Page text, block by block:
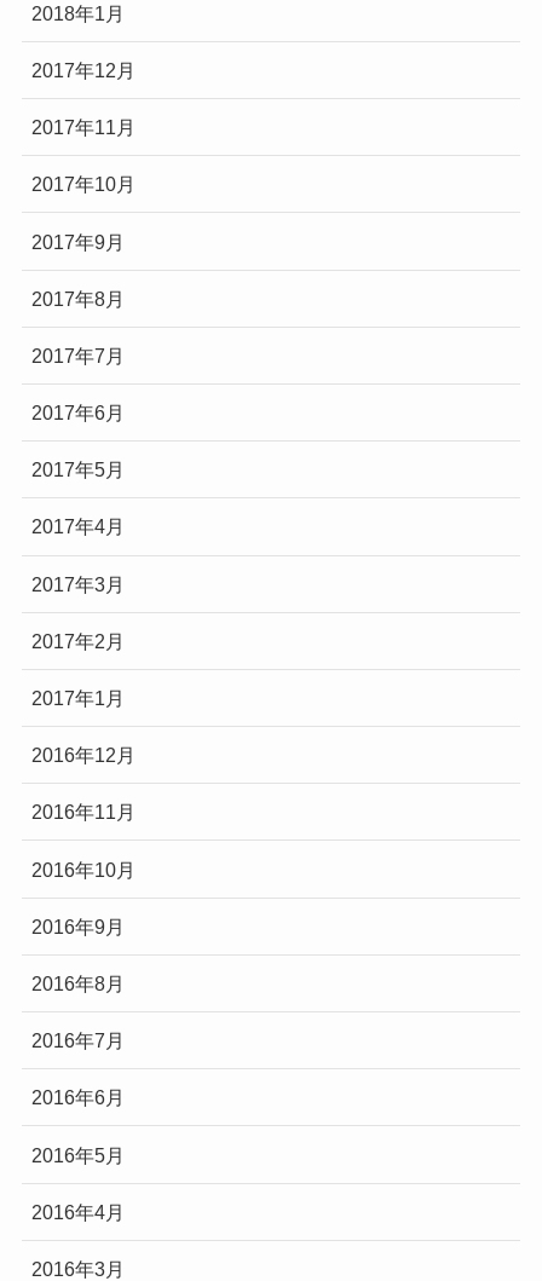
2018年1月
2017年12月
2017年11月
2017年10月
2017年9月
2017年8月
2017年7月
2017年6月
2017年5月
2017年4月
2017年3月
2017年2月
2017年1月
2016年12月
2016年11月
2016年10月
2016年9月
2016年8月
2016年7月
2016年6月
2016年5月
2016年4月
2016年3月